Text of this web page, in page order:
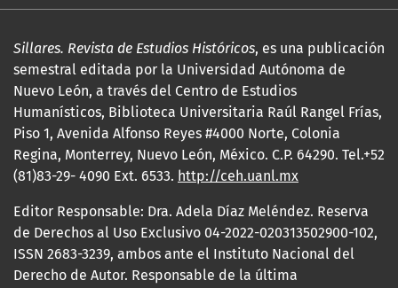
Sillares. Revista de Estudios Históricos, es una publicación
semestral editada por la Universidad Autónoma de
Nuevo León, a través del Centro de Estudios
Humanísticos, Biblioteca Universitaria Raúl Rangel Frías,
Piso 1, Avenida Alfonso Reyes #4000 Norte, Colonia
Regina, Monterrey, Nuevo León, México. C.P. 64290. Tel.+52
(81)83-29- 4090 Ext. 6533. http://ceh.uanl.mx
Editor Responsable: Dra. Adela Díaz Meléndez. Reserva
de Derechos al Uso Exclusivo 04-2022-020313502900-102,
ISSN 2683-3239, ambos ante el Instituto Nacional del
Derecho de Autor. Responsable de la última